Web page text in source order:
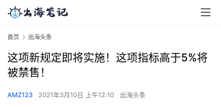
首页 出海头条
这项新规定即将实施！这项指标高于5%将
被禁售！
AMZ123 2021年3月10日 上午12:10 出海头条